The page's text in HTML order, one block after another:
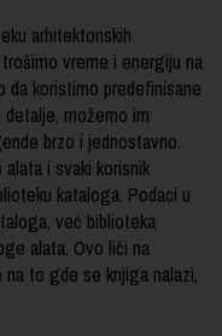
arhitektonskih
vreme i energiju na
da koristimo predefinisane
možemo im
brzo i jednostavno.
i svaki korisnik
kataloga. Podaci u
već biblioteka
alata. Ovo liči na
to gde se knjiga nalazi,